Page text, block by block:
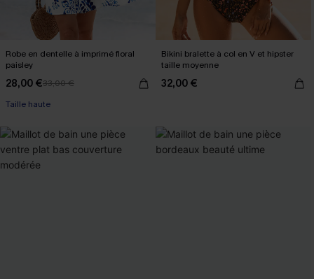
Robe en dentelle à imprimé floral
paisley
28,00 €33,00 €
Taille haute
Bikini bralette à col en V et hipster
taille moyenne
32,00 €